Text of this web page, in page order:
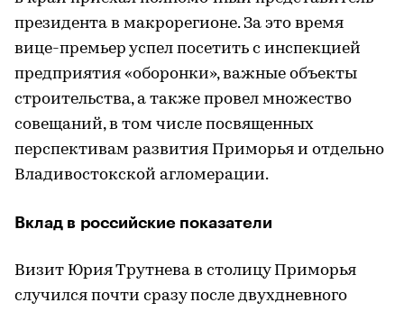
президента в макрорегионе. За это время
вице-премьер успел посетить с инспекцией
предприятия «оборонки», важные объекты
строительства, а также провел множество
совещаний, в том числе посвященных
перспективам развития Приморья и отдельно
Владивостокской агломерации.
Вклад в российские показатели
Визит Юрия Трутнева в столицу Приморья
случился почти сразу после двухдневного